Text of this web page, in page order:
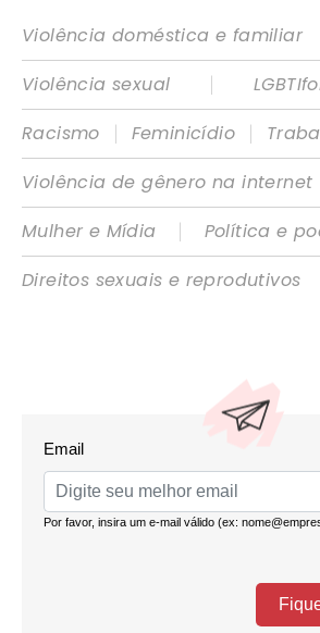
Violência doméstica e familiar
Violência sexual
|
Racismo
| Feminicídio |
Violência de gênero na internet
Mulher e Mídia
|
Política e
Direitos sexuais e reprodutivos